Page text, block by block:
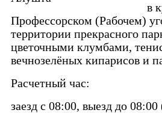
в
Профессорском (Рабочем)
территории прекрасного
цветочными клумбами,
вечнозелёных кипарисов и
Расчетный час:
заезд с 08:00, выезд до 08:00